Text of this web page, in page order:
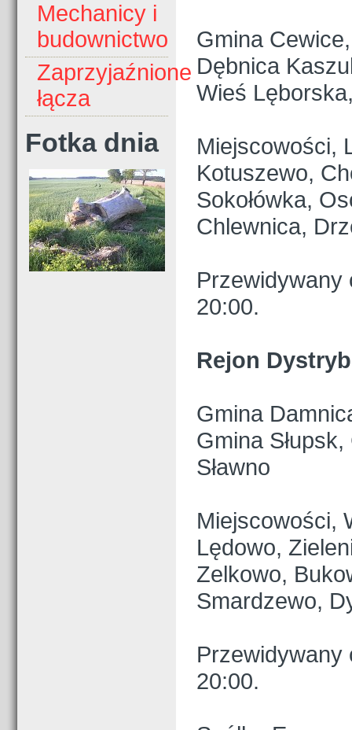
Mechanicy i
budownictwo
Zaprzyjaźnione
łącza
Fotka dnia
Gmina
Dębnica
Wieś
Miejscowości,
Kotuszewo,
Sokołówka,
Chlewnica,
Przewidywany
20:00.
Rejon
Gmina
Gmina
Sławno
Miejscowości,
Lędowo,
Zelkowo,
Smardzewo,
Przewidywany
20:00.